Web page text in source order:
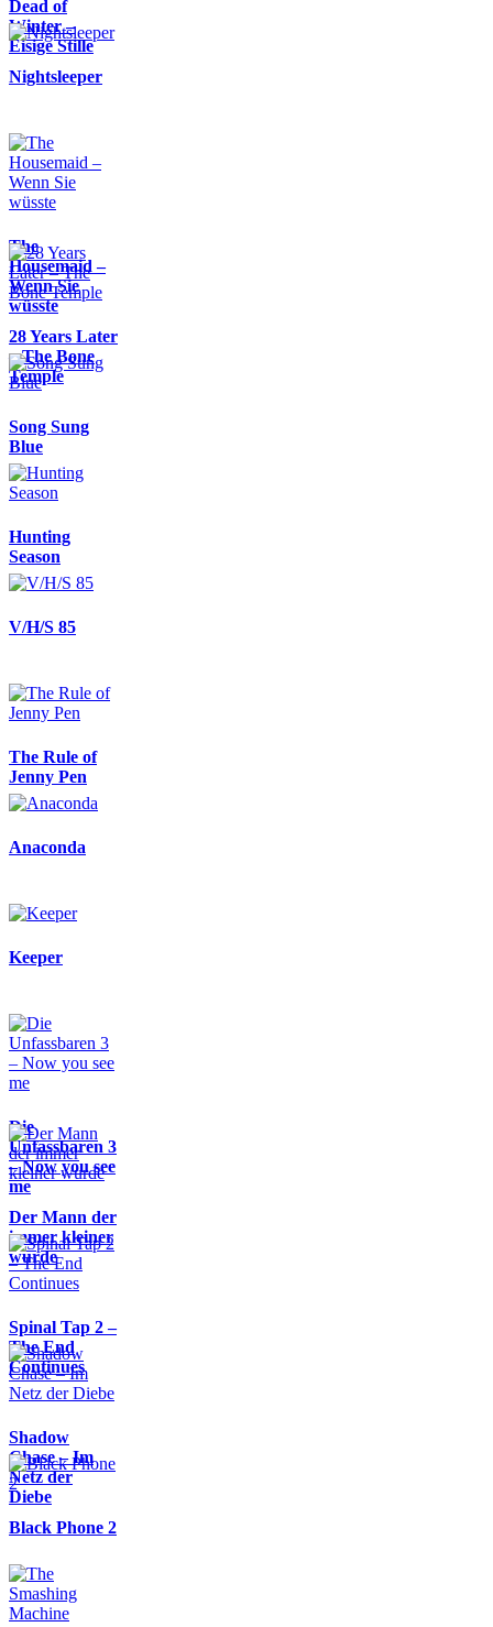
Dead of
Winter –
Eisige Stille
Nightsleeper
The
Housemaid –
Wenn Sie
wüsste
28 Years Later
– The Bone
Temple
Song Sung
Blue
Hunting
Season
V/H/S 85
The Rule of
Jenny Pen
Anaconda
Keeper
Die
Unfassbaren 3
– Now you see
me
Der Mann der
immer kleiner
wurde
Spinal Tap 2 –
The End
Continues
Shadow
Chase – Im
Netz der
Diebe
Black Phone 2